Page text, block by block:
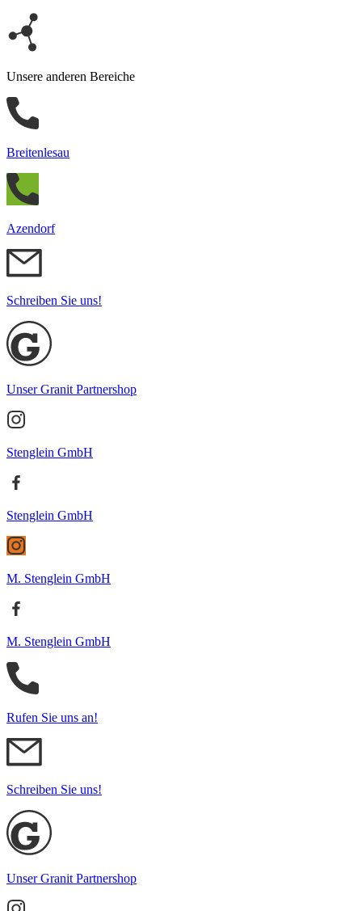
Unsere anderen Bereiche
Breitenlesau
Azendorf
Schreiben Sie uns!
Unser Granit Partnershop
Stenglein GmbH
Stenglein GmbH
M. Stenglein GmbH
M. Stenglein GmbH
Rufen Sie uns an!
Schreiben Sie uns!
Unser Granit Partnershop